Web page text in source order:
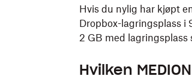
Hvis du nylig har kjøpt
Dropbox-lagringsplass i
2 GB med
Hvilken